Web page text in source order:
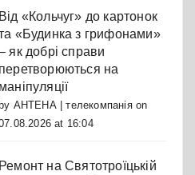
Від «Кольчуг» до картонок
«Будинка з грифонами»
як добрі справи
перетворюються на
маніпуляції
by АНТЕНА | телекомпаніяon
at 16:04
Ремонт на Святотроїцькій